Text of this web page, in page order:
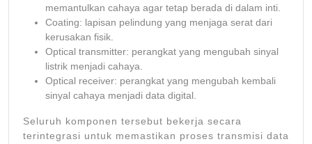
memantulkan cahaya agar tetap berada di dalam inti.
Coating: lapisan pelindung yang menjaga serat dari
kerusakan fisik.
Optical transmitter: perangkat yang mengubah sinyal
listrik menjadi cahaya.
Optical receiver: perangkat yang mengubah kembali
sinyal cahaya menjadi data digital.
Seluruh komponen tersebut bekerja secara
terintegrasi untuk memastikan proses transmisi data